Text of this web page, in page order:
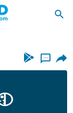
...